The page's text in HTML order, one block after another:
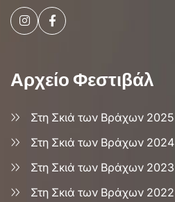
Αρχείο Φεστιβάλ
Στη Σκιά των Βράχων 2025
Στη Σκιά των Βράχων 2024
Στη Σκιά των Βράχων 2023
Στη Σκιά των Βράχων 2022